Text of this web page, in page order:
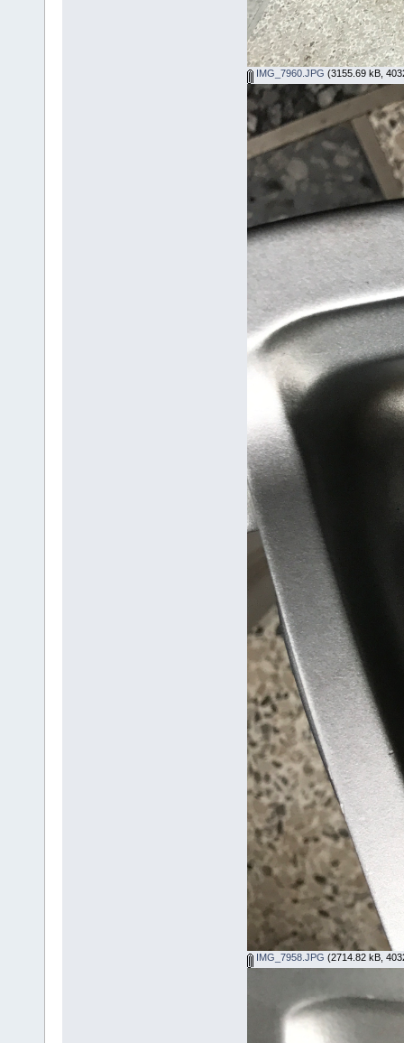
IMG_7960.JPG (3155.69 kB,
IMG_7958.JPG (2714.82 kB,